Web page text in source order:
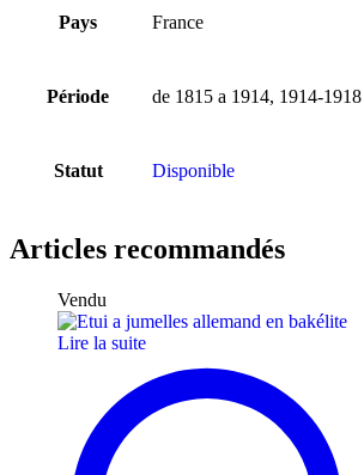
Pays France
Période de 1815 a 1914, 1914-1918
Statut Disponible
Articles recommandés
Vendu
Lire la suite